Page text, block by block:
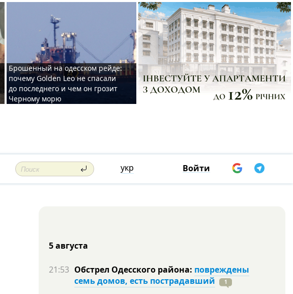
Брошенный на одесском рейде:
почему Golden Leo не спасали
до последнего и чем он грозит
Черному морю
укр Войти
5 августа
21:53 Обстрел Одесского района: повреждены
семь домов, есть пострадавший
1